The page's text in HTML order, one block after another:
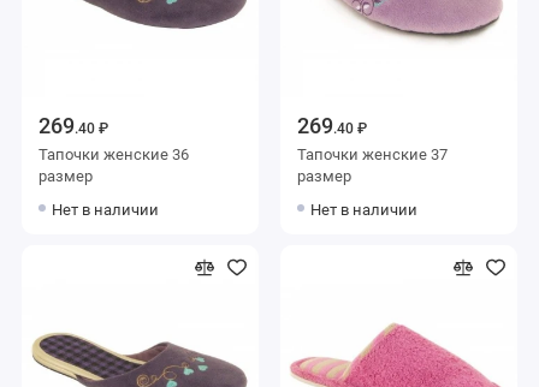
269.40 ₽
Тапочки женские 36
размер
Нет в наличии
269.40 ₽
Тапочки женские 37
размер
Нет в наличии